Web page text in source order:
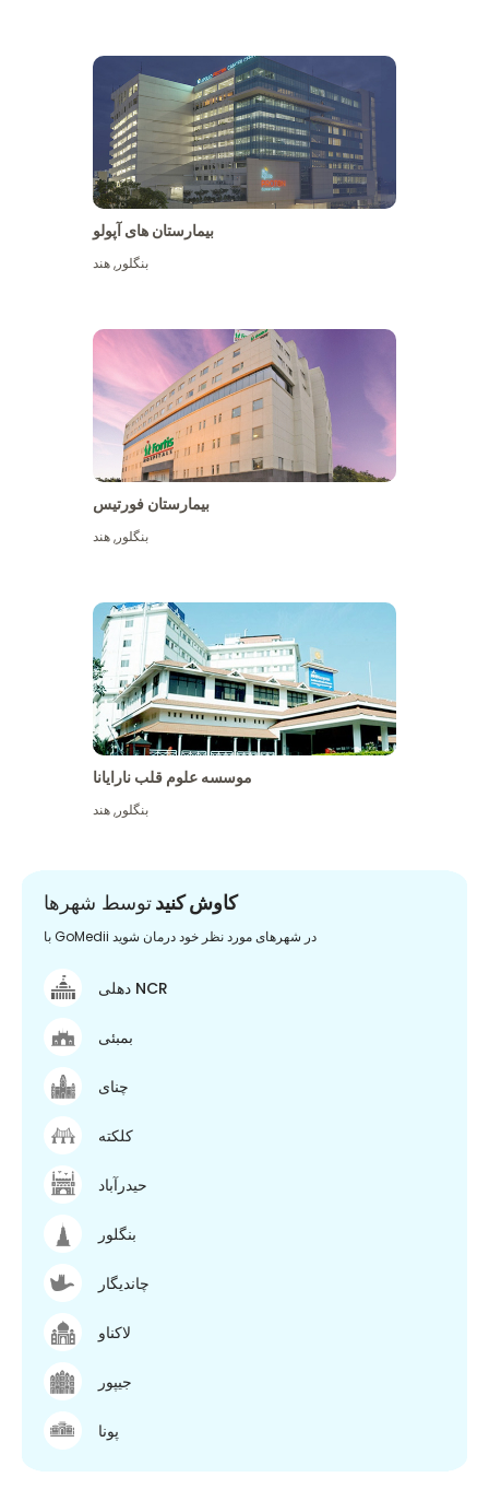
بیمارستان های آپولو
بنگلور,هند
بیمارستان فورتیس
بنگلور,هند
موسسه علوم قلب نارایانا
بنگلور,هند
کاوش کنیدتوسط شهرها
با GoMedii در شهرهای مورد نظر خود درمان شوید
دهلی NCR
بمبئی
چنای
کلکته
حیدرآباد
بنگلور
چاندیگار
لاکناو
جیپور
پونا